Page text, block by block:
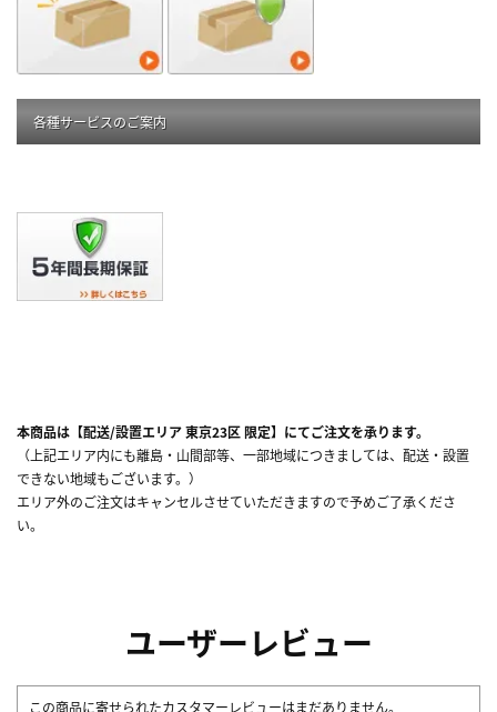
各種サービスのご案内
本商品は【配送/設置エリア 東京23区 限定】にてご注文を承ります。
（上記エリア内にも離島・山間部等、一部地域につきましては、配送・設置
できない地域もございます。）
エリア外のご注文はキャンセルさせていただきますので予めご了承くださ
い。
ユーザーレビュー
この商品に寄せられたカスタマーレビューはまだありません。